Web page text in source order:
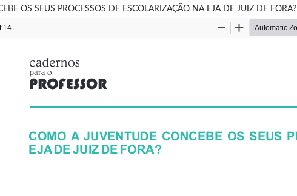
OS SEUS PROCESSOS DE ESCOLARIZAÇÃO NA EJA DE JUIZ DE FORA?